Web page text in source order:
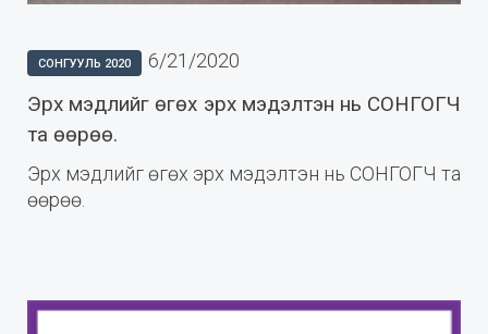
СОНГУУЛЬ 2020 6/21/2020
Эрх мэдлийг өгөх эрх мэдэлтэн нь СОНГОГЧ
та өөрөө.
Эрх мэдлийг өгөх эрх мэдэлтэн нь СОНГОГЧ та
өөрөө.